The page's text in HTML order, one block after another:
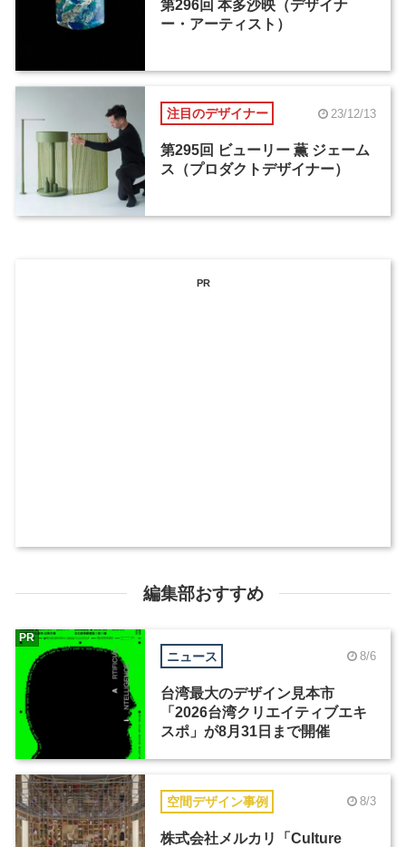
第296回 本多沙映（デザイナ
ー・アーティスト）
注目のデザイナー 23/12/13
第295回 ビューリー 薫 ジェーム
ス（プロダクトデザイナー）
PR
編集部おすすめ
ニュース 8/6
台湾最大のデザイン見本市
「2026台湾クリエイティブエキ
スポ」が8月31日まで開催
PR
空間デザイン事例 8/3
株式会社メルカリ「Culture